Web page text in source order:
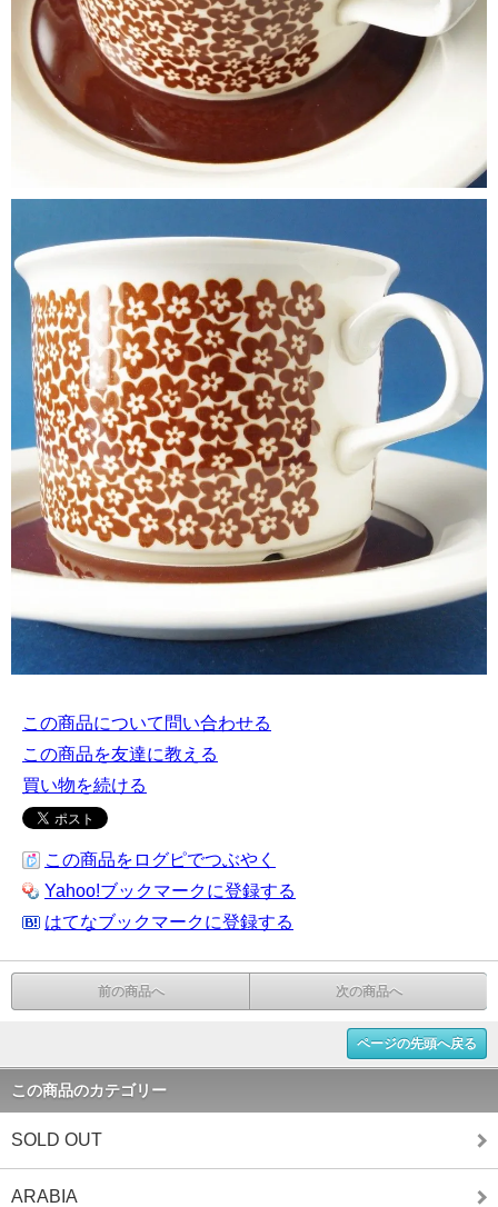
この商品について問い合わせる
この商品を友達に教える
買い物を続ける
この商品をログピでつぶやく
Yahoo!ブックマークに登録する
はてなブックマークに登録する
前の商品へ 次の商品へ
ページの先頭へ戻る
この商品のカテゴリー
SOLD OUT
ARABIA